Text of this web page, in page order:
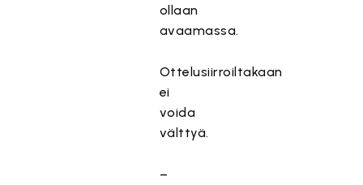
ollaan
avaamassa.
Ottelusiirroiltakaan
ei
voida
välttyä.
–